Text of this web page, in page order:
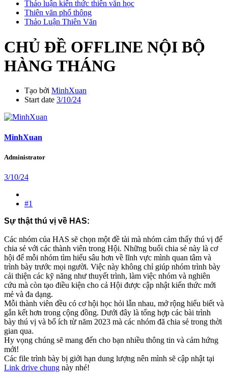
Thảo luận kiến thức thiên văn học
Thiên văn phổ thông
Thảo Luận Thiên Văn
CHỦ ĐỀ OFFLINE NỘI BỘ
HÀNG THÁNG
Tạo bởi MinhXuan
Start date 3/10/24
MinhXuan
Administrator
3/10/24
#1
Sự thật thú vị về HAS:
Các nhóm của HAS sẽ chọn một đề tài mà nhóm cảm thấy thú vị để
chia sẻ với các thành viên trong Hội. Những buổi chia sẻ này là cơ
hội để mỗi nhóm tìm hiểu sâu hơn về lĩnh vực mình quan tâm và
trình bày trước mọi người. Việc này không chỉ giúp nhóm trình bày
cải thiện các kỹ năng như thuyết trình, làm việc nhóm và nghiên
cứu mà còn tạo điều kiện cho cả Hội được cập nhật kiến thức mới
mẻ và đa dạng.
Mỗi thành viên đều có cơ hội học hỏi lẫn nhau, mở rộng hiểu biết và
gắn kết hơn trong cộng đồng. Dưới đây là tổng hợp các bài trình
bày thú vị và bổ ích từ năm 2023 mà các nhóm đã chia sẻ trong thời
gian qua.
Hy vọng chúng sẽ mang đến cho bạn nhiều thông tin và cảm hứng
mới!
Các file trình bày bị giới hạn dung lượng nên mình sẽ cập nhật tại
Link drive chung này nhé!